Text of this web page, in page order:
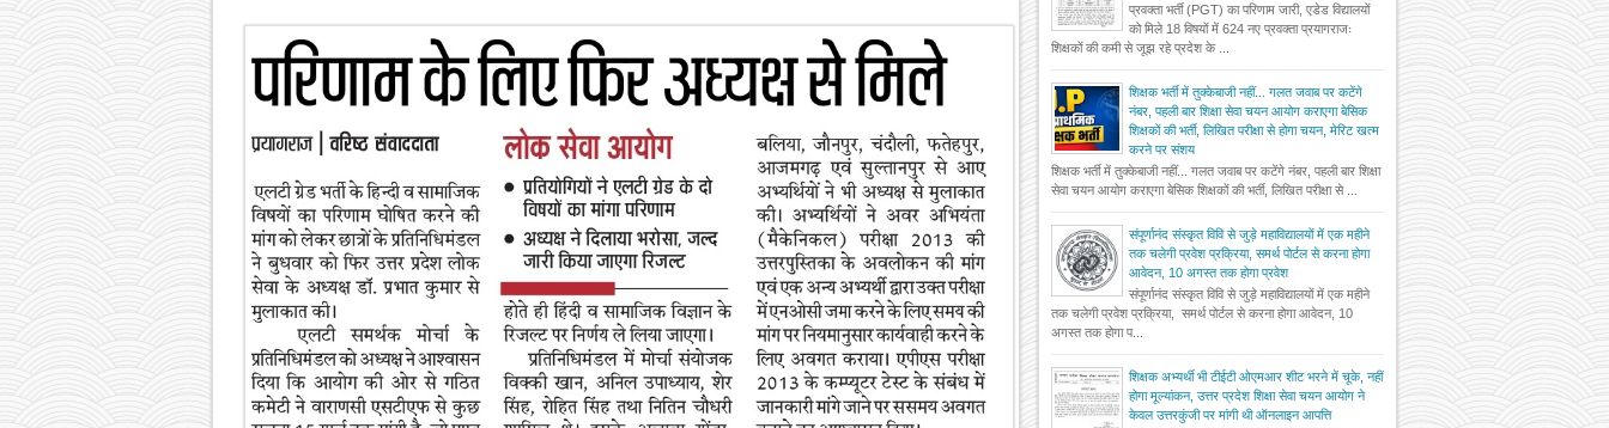
प्रवक्ता भर्ती (PGT) का परिणाम जारी, एडेड विद्यालयों
को मिले 18 विषयों में 624 नए प्रवक्ता प्रयागराजः
शिक्षकों की कमी से जूझ रहे प्रदेश के ...
शिक्षक भर्ती में तुक्केबाजी नहीं... गलत जवाब पर कटेंगे
नंबर, पहली बार शिक्षा सेवा चयन आयोग कराएगा बेसिक
शिक्षकों की भर्ती, लिखित परीक्षा से होगा चयन, मेरिट खत्म
करने पर संशय
शिक्षक भर्ती में तुक्केबाजी नहीं... गलत जवाब पर कटेंगे नंबर, पहली बार शिक्षा
सेवा चयन आयोग कराएगा बेसिक शिक्षकों की भर्ती, लिखित परीक्षा से ...
संपूर्णानंद संस्कृत विवि से जुड़े महाविद्यालयों में एक महीने
तक चलेगी प्रवेश प्रक्रिया, समर्थ पोर्टल से करना होगा
आवेदन, 10 अगस्त तक होगा प्रवेश
संपूर्णानंद संस्कृत विवि से जुड़े महाविद्यालयों में एक महीने
तक चलेगी प्रवेश प्रक्रिया, समर्थ पोर्टल से करना होगा आवेदन, 10
अगस्त तक होगा प...
शिक्षक अभ्यर्थी भी टीईटी ओएमआर शीट भरने में चूके, नहीं
होगा मूल्यांकन, उत्तर प्रदेश शिक्षा सेवा चयन आयोग ने
केवल उत्तरकुंजी पर मांगी थी ऑनलाइन आपत्ति